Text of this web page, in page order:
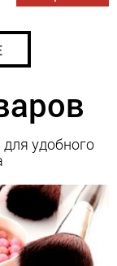
удобного